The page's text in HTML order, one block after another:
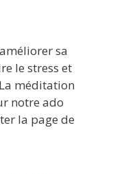
sa
le stress et
méditation
notre ado
la page de